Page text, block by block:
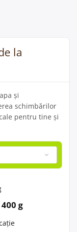
la
și
schimbărilor
pentru tine și
g